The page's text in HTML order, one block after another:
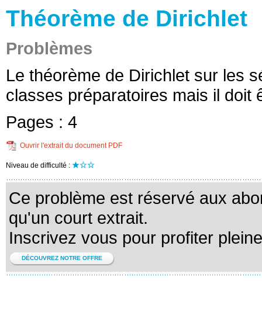
Théorème de Dirichlet
Problèmes
Le théorème de Dirichlet sur les
classes préparatoires mais il doit
Pages : 4
Ouvrir l'extrait du document PDF
Niveau de difficulté :
Ce problème est réservé aux
qu'un court extrait.
Inscrivez vous pour profiter
DÉCOUVREZ NOTRE OFFRE